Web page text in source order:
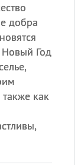
добра
Год
как